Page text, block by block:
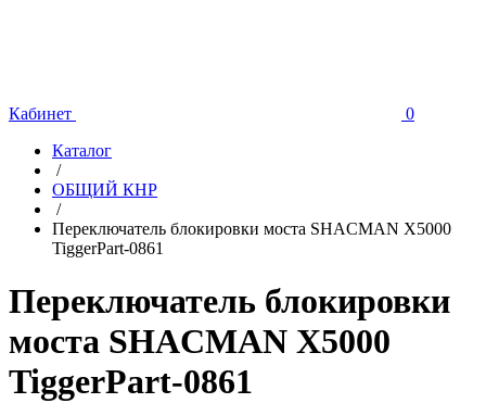
Кабинет
0
Каталог
/
ОБЩИЙ КНР
/
Переключатель блокировки моста SHACMAN X5000
TiggerPart-0861
Переключатель блокировки
моста SHACMAN X5000
TiggerPart-0861